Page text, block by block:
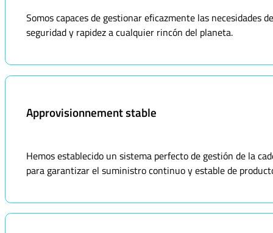
Somos capaces de gestionar eficazmente las necesidades
seguridad y rapidez a cualquier rincón del planeta.
Approvisionnement stable
Hemos establecido un sistema perfecto de gestión de la
para garantizar el suministro continuo y estable de